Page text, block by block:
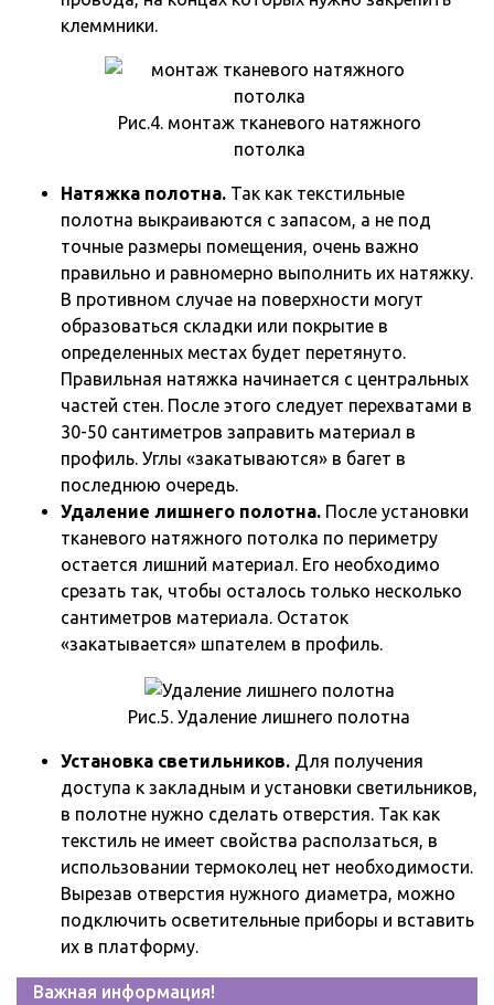
клеммники.
Рис.4. монтаж тканевого натяжного
потолка
Натяжка полотна. Так как текстильные
полотна выкраиваются с запасом, а не под
точные размеры помещения, очень важно
правильно и равномерно выполнить их натяжку.
В противном случае на поверхности могут
образоваться складки или покрытие в
определенных местах будет перетянуто.
Правильная натяжка начинается с центральных
частей стен. После этого следует перехватами в
30-50 сантиметров заправить материал в
профиль. Углы «закатываются» в багет в
последнюю очередь.
Удаление лишнего полотна. После установки
тканевого натяжного потолка по периметру
остается лишний материал. Его необходимо
срезать так, чтобы осталось только несколько
сантиметров материала. Остаток
«закатывается» шпателем в профиль.
Рис.5. Удаление лишнего полотна
Установка светильников. Для получения
доступа к закладным и установки светильников,
в полотне нужно сделать отверстия. Так как
текстиль не имеет свойства расползаться, в
использовании термоколец нет необходимости.
Вырезав отверстия нужного диаметра, можно
подключить осветительные приборы и вставить
их в платформу.
Важная информация!